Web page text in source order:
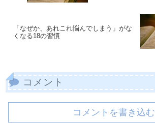
「なぜか、あれこれ悩んでしまう」がな
くなる18の習慣
コメント
コメントを書き込む